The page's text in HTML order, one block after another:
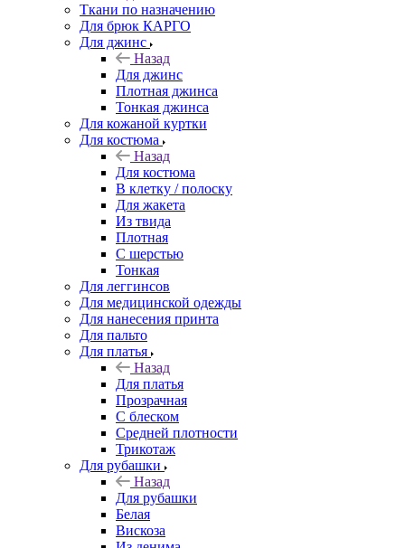
Ткани по назначению
Для брюк КАРГО
Для джинс
Назад
Для джинс
Плотная джинса
Тонкая джинса
Для кожаной куртки
Для костюма
Назад
Для костюма
В клетку / полоску
Для жакета
Из твида
Плотная
С шерстью
Тонкая
Для леггинсов
Для медицинской одежды
Для нанесения принта
Для пальто
Для платья
Назад
Для платья
Прозрачная
С блеском
Средней плотности
Трикотаж
Для рубашки
Назад
Для рубашки
Белая
Вискоза